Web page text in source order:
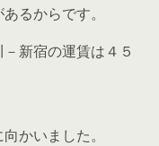
るからです。
新宿の運賃は４５
かいました。